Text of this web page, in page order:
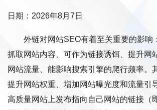
日期：2026年8月7日
外链对网站SEO有着至关重要的影响
抓取网站内容、可作为链接诱饵、提升网
网站流量、能影响搜索引擎的爬行频率。
提升网站权重、增加网站曝光度和流量引
高质量网站上发布指向自己网站的链接（